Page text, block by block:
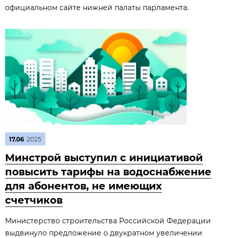
официальном сайте нижней палаты парламента.
17.06 2025
Минстрой выступил с инициативой
повысить тарифы на водоснабжение
для абонентов, не имеющих
счетчиков
Министерство строительства Российской Федерации
выдвинуло предложение о двукратном увеличении